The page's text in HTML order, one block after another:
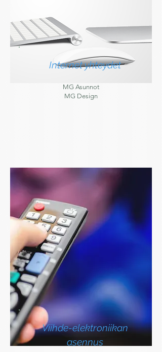
Internet yhteydet
MG Asunnot
MG Design
Viihde-elektroniikan
asennus